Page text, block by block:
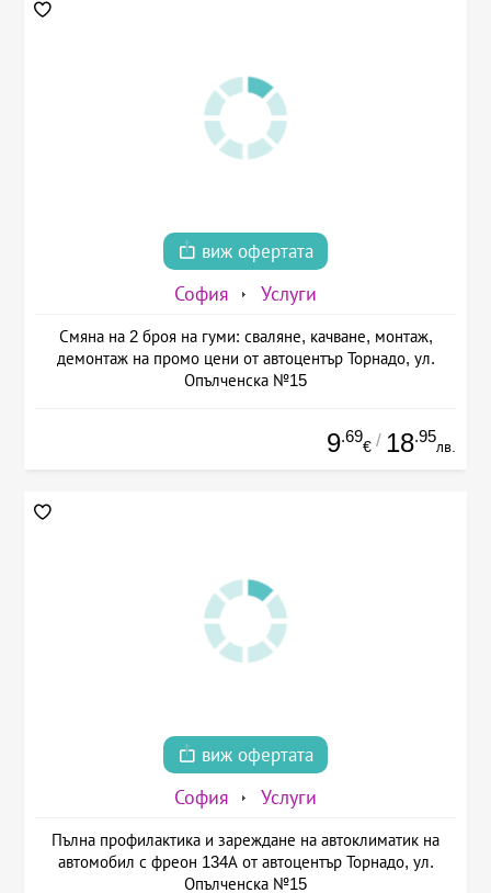
виж офертата
София Услуги
Смяна на 2 броя на гуми: сваляне, качване, монтаж,
демонтаж на промо цени от автоцентър Торнадо, ул.
Опълченска №15
9.69
€ / 18.95
лв.
виж офертата
София Услуги
Пълна профилактика и зареждане на автоклиматик на
автомобил с фреон 134А от автоцентър Торнадо, ул.
Опълченска №15